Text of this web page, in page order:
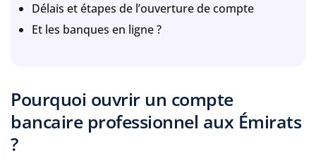
Délais et étapes de l’ouverture de compte
Et les banques en ligne ?
Pourquoi ouvrir un compte
bancaire professionnel aux Émirats
?